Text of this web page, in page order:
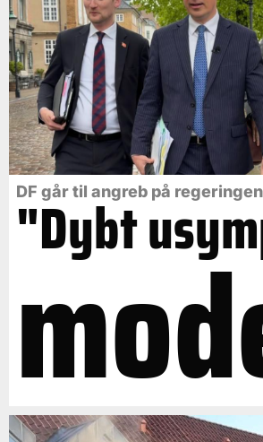
DF går til angreb på
"Dybt